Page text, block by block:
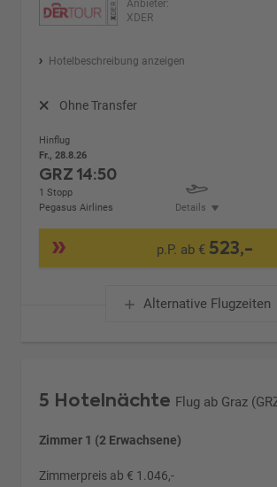
Anbieter:
XDER
Hotelbeschreibung anzeigen
Ohne Transfer
Hinflug
Fr., 28.8.26
GRZ14:50
1 Stopp
Pegasus Airlines
Details
p.P. ab € 523,-
Alternative Flugzeiten
5 Hotelnächte Flug ab Graz
Zimmer 1 (2 Erwachsene)
Zimmerpreis ab € 1.046,-